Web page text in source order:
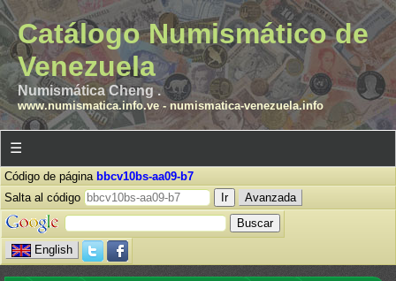
Catálogo Numismático de
Venezuela
Numismática Cheng .
www.numismatica.info.ve- numismatica-venezuela.info
☰
Código de página bbcv10bs-aa09-b7
Salta al código
Avanzada
English